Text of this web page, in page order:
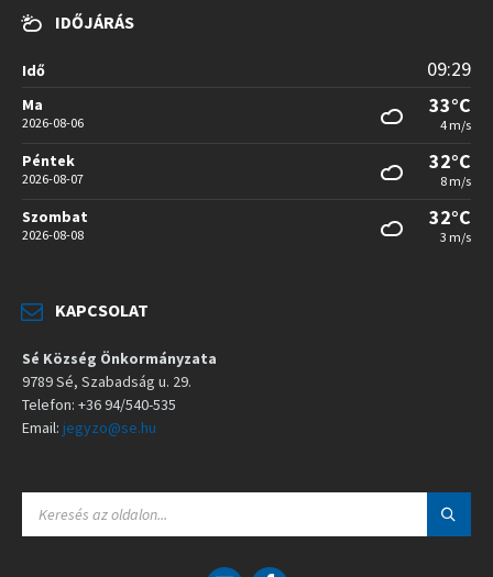
IDŐJÁRÁS
Idő 09:29
Ma
2026-08-06
33°C
4 m/s
Péntek
2026-08-07
32°C
8 m/s
Szombat
2026-08-08
32°C
3 m/s
KAPCSOLAT
Sé Község Önkormányzata
9789 Sé, Szabadság u. 29.
Telefon: +36 94/540-535
Email: jegyzo@se.hu
A